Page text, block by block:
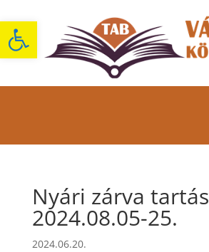
Eszköztár megnyitása
Nyári zárva tartás
2024.08.05-25.
2024.06.20.